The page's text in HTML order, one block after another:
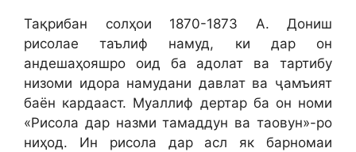
Тақрибан солҳои 1870-1873 А. Дониш
рисолае таълиф намуд, ки дар он
андешаҳояшро оид ба адолат ва тартибу
низоми идора намудани давлат ва ҷамъият
баён кардааст. Муаллиф дертар ба он номи
«Рисола дар назми тамаддун ва таовун»-ро
ниҳод. Ин рисола дар асл як барномаи